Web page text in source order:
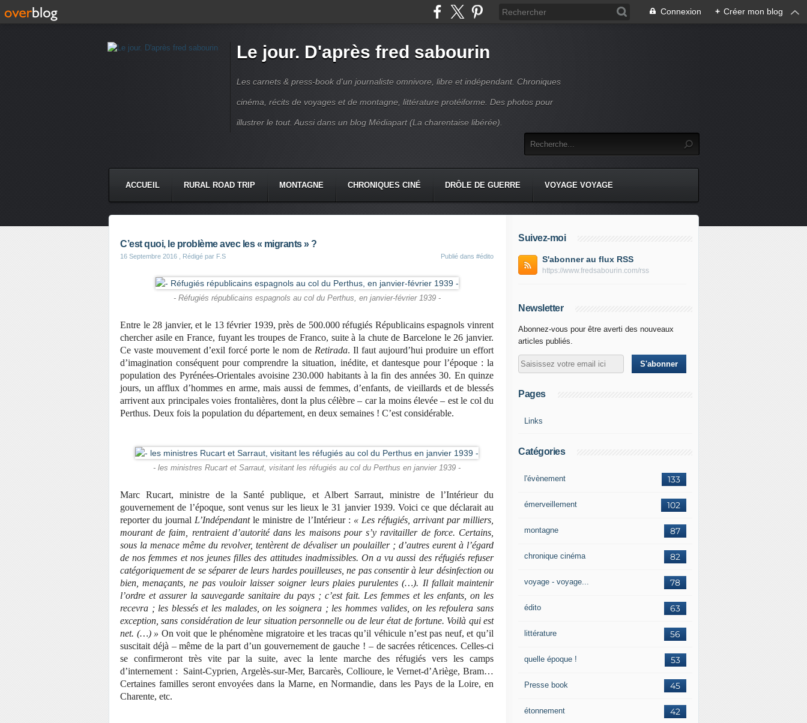
Connexion + Créer mon blog
Le jour. D'après fred sabourin
Les carnets & press-book d'un journaliste omnivore, libre et indépendant. Chroniques
cinéma, récits de voyages et de montagne, littérature protéiforme. Des photos pour
illustrer le tout. Aussi dans un blog Médiapart (La charentaise libérée).
ACCUEIL RURAL ROAD TRIP MONTAGNE CHRONIQUES CINÉ DRÔLE DE GUERRE VOYAGE VOYAGE
C’est quoi, le problème avec les « migrants » ?
16 Septembre 2016 , Rédigé par F.S Publié dans #édito
- Réfugiés républicains espagnols au col du Perthus, en janvier-février 1939 -
Entre le 28 janvier, et le 13 février 1939, près de 500.000 réfugiés Républicains espagnols vinrent
chercher asile en France, fuyant les troupes de Franco, suite à la chute de Barcelone le 26 janvier.
Ce vaste mouvement d’exil forcé porte le nom de Retirada. Il faut aujourd’hui produire un effort
d’imagination conséquent pour comprendre la situation, inédite, et dantesque pour l’époque : la
population des Pyrénées-Orientales avoisine 230.000 habitants à la fin des années 30. En quinze
jours, un afflux d’hommes en arme, mais aussi de femmes, d’enfants, de vieillards et de blessés
arrivent aux principales voies frontalières, dont la plus célèbre – car la moins élevée – est le col du
Perthus. Deux fois la population du département, en deux semaines ! C’est considérable.
- les ministres Rucart et Sarraut, visitant les réfugiés au col du Perthus en janvier 1939 -
Marc Rucart, ministre de la Santé publique, et Albert Sarraut, ministre de l’Intérieur du
gouvernement de l’époque, sont venus sur les lieux le 31 janvier 1939. Voici ce que déclarait au
reporter du journal L’Indépendantle ministre de l’Intérieur : « Les réfugiés, arrivant par milliers,
mourant de faim, rentraient d’autorité dans les maisons pour s’y ravitailler de force. Certains,
sous la menace même du revolver, tentèrent de dévaliser un poulailler ; d’autres eurent à l’égard
de nos femmes et nos jeunes filles des attitudes inadmissibles. On a vu aussi des réfugiés refuser
catégoriquement de se séparer de leurs hardes pouilleuses, ne pas consentir à leur désinfection ou
bien, menaçants, ne pas vouloir laisser soigner leurs plaies purulentes (…). Il fallait maintenir
l’ordre et assurer la sauvegarde sanitaire du pays ; c’est fait. Les femmes et les enfants, on les
recevra ; les blessés et les malades, on les soignera ; les hommes valides, on les refoulera sans
exception, sans considération de leur situation personnelle ou de leur état de fortune. Voilà qui est
net. (…) » On voit que le phénomène migratoire et les tracas qu’il véhicule n’est pas neuf, et qu’il
suscitait déjà – même de la part d’un gouvernement de gauche ! – de sacrées réticences. Celles-ci
se confirmeront très vite par la suite, avec la lente marche des réfugiés vers les camps
d’internement : Saint-Cyprien, Argelès-sur-Mer, Barcarès, Collioure, le Vernet-d’Ariège, Bram…
Certaines familles seront envoyées dans la Marne, en Normandie, dans les Pays de la Loire, en
Charente, etc.
Suivez-moi
S'abonner au flux RSS
https://www.fredsabourin.com/rss
Newsletter
Abonnez-vous pour être averti des nouveaux
articles publiés.
Pages
Links
Catégories
133
l'évènement
102
émerveillement
87
montagne
82
chronique cinéma
78
voyage - voyage...
63
édito
56
littérature
53
quelle époque !
45
Presse book
42
étonnement